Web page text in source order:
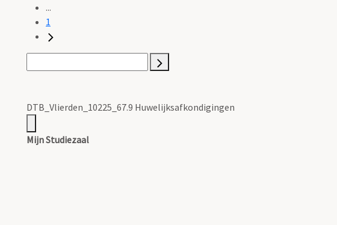
...
1
DTB_Vlierden_10225_67.9 Huwelijksafkondigingen
Mijn Studiezaal